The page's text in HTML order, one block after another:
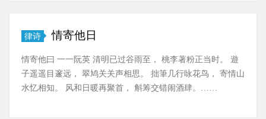
律诗 情寄他日
情寄他曰 一一阮英 清明已过谷雨至， 桃李著粉正当时。 遊
子遥遥目邃远， 翠鸠关关声相思。 拙筆几行咏花鸟， 寄情山
水忆相知。 风和日暖再聚首， 斛筹交错闹酒肆。……